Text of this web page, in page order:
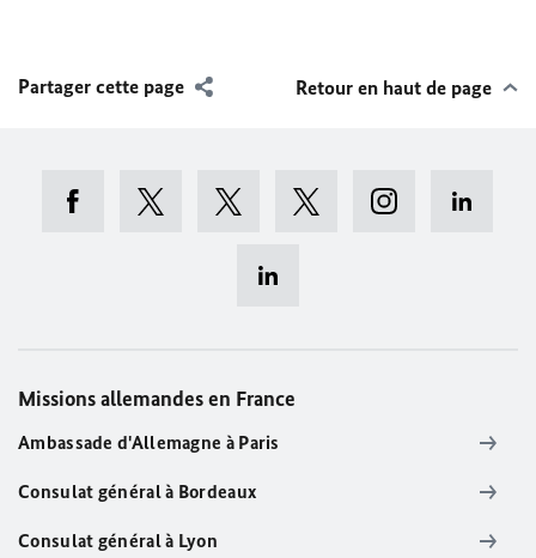
Partager cette page Retour en haut de page
Missions allemandes en France
Ambassade d'Allemagne à Paris
Consulat général à Bordeaux
Consulat général à Lyon